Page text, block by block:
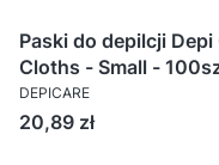
Paski do depilcji
Cloths - Small -
DEPICARE
Cena
20,89 zł